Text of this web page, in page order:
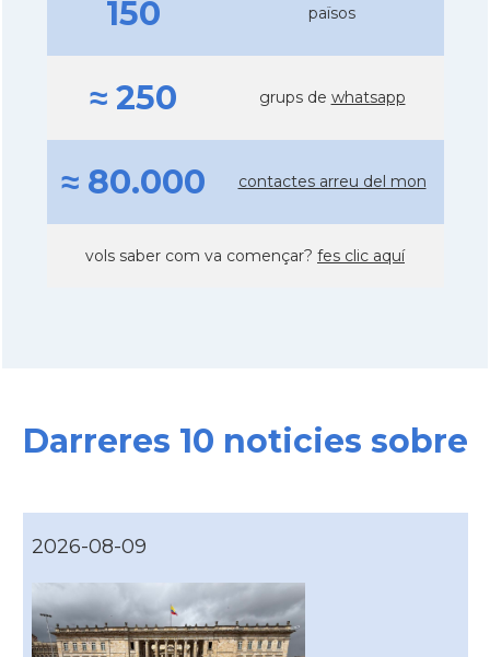
150 països
≈ 250 grups de whatsapp
≈ 80.000 contactes arreu del mon
vols saber com va començar? fes clic aquí
Darreres 10 noticies sobre
2026-08-09